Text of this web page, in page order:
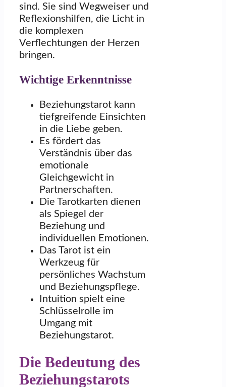
sind. Sie sind Wegweiser und
Reflexionshilfen, die Licht in
die komplexen
Verflechtungen der Herzen
bringen.
Wichtige Erkenntnisse
Beziehungstarot kann
tiefgreifende Einsichten
in die Liebe geben.
Es fördert das
Verständnis über das
emotionale
Gleichgewicht in
Partnerschaften.
Die Tarotkarten dienen
als Spiegel der
Beziehung und
individuellen Emotionen.
Das Tarot ist ein
Werkzeug für
persönliches Wachstum
und Beziehungspflege.
Intuition spielt eine
Schlüsselrolle im
Umgang mit
Beziehungstarot.
Die Bedeutung des
Beziehungstarots